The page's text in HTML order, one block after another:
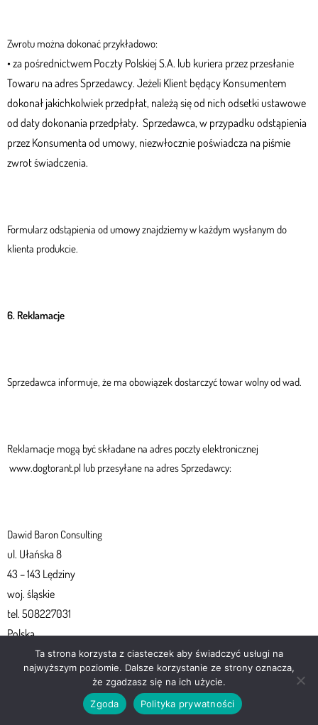
Zwrotu można dokonać przykładowo:
•za pośrednictwem Poczty Polskiej S.A. lub kuriera przez przesłanie
Towaru na adres Sprzedawcy. Jeżeli Klient będący Konsumentem
dokonał jakichkolwiek przedpłat, należą się od nich odsetki ustawowe
od daty dokonania przedpłaty. Sprzedawca, w przypadku odstąpienia
przez Konsumenta od umowy, niezwłocznie poświadcza na piśmie
zwrot świadczenia.
Formularz odstąpienia od umowy znajdziemy w każdym wysłanym do
klienta produkcie.
6. Reklamacje
Sprzedawca informuje, że ma obowiązek dostarczyć towar wolny od wad.
Reklamacje mogą być składane na adres poczty elektronicznej
www.dogtorant.pl lub przesyłane na adres Sprzedawcy:
Dawid Baron Consulting
ul. Ułańska 8
43 – 143 Lędziny
woj. śląskie
tel. 508227031
Polska
W reklamacji należy podać dane Klienta umożliwiające udzielenie
Ta strona korzysta z ciasteczek aby świadczyć usługi na
najwyższym poziomie. Dalsze korzystanie ze strony oznacza,
że zgadzasz się na ich użycie.
Zgoda
Polityka prywatności